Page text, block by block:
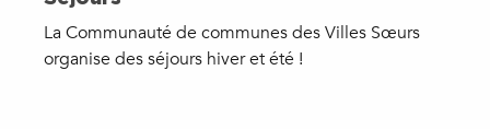
La Communauté de communes des Villes Sœurs
organise des séjours hiver et été !